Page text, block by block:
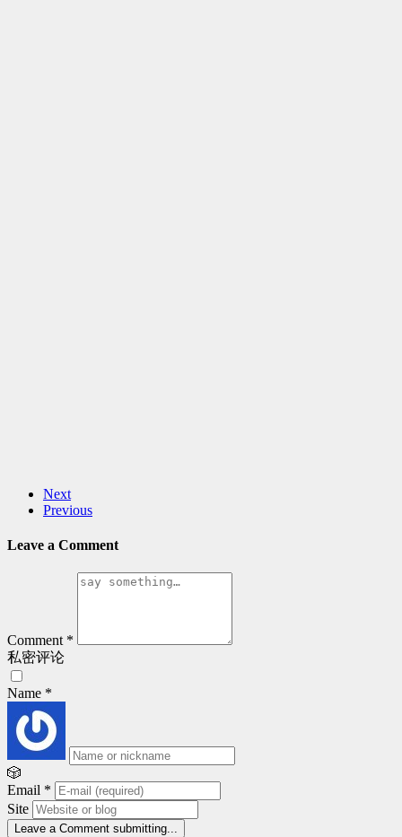
Next
Previous
Leave a Comment
Comment *
私密评论
Name *
🎲
Email *
Site
Leave a Comment submitting...